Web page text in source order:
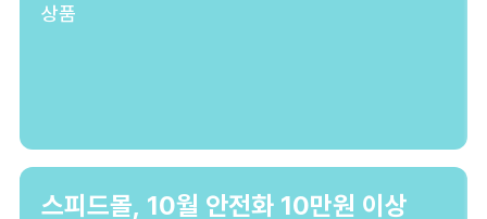
상품
스피드몰, 10월 안전화 10만원 이상